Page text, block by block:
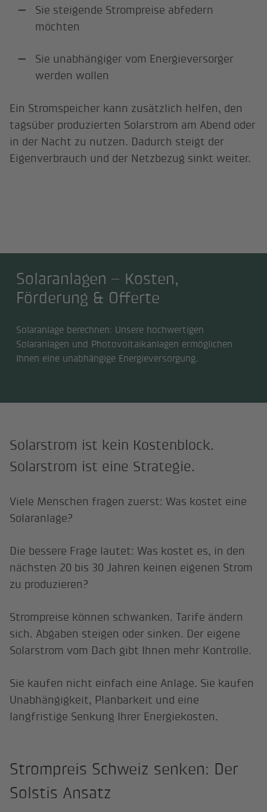
Sie steigende Strompreise abfedern
möchten
Sie unabhängiger vom Energieversorger
werden wollen
Ein Stromspeicher kann zusätzlich helfen, den
tagsüber produzierten Solarstrom am Abend oder
in der Nacht zu nutzen. Dadurch steigt der
Eigenverbrauch und der Netzbezug sinkt weiter.
Solaranlagen – Kosten,
Förderung & Offerte
Solaranlage berechnen: Unsere hochwertigen
Solaranlagen und Photovoltaikanlagen ermöglichen
Ihnen eine unabhängige Energieversorgung.
Solarstrom ist kein Kostenblock.
Solarstrom ist eine Strategie.
Viele Menschen fragen zuerst: Was kostet eine
Solaranlage?
Die bessere Frage lautet: Was kostet es, in den
nächsten 20 bis 30 Jahren keinen eigenen Strom
zu produzieren?
Strompreise können schwanken. Tarife ändern
sich. Abgaben steigen oder sinken. Der eigene
Solarstrom vom Dach gibt Ihnen mehr Kontrolle.
Sie kaufen nicht einfach eine Anlage. Sie kaufen
Unabhängigkeit, Planbarkeit und eine
langfristige Senkung Ihrer Energiekosten.
Strompreis Schweiz senken: Der
Solstis Ansatz